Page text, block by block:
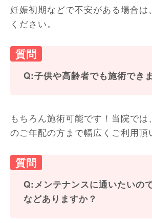
妊娠初期などで不安がある場合は
ください。
Q:子供や高齢者でも施術でき
もちろん施術可能です！当院で
のご年配の方まで幅広くご利用頂
Q:メンテナンスに通いたいの
などありますか？